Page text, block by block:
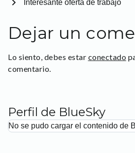
Interesante oferta de trabajo
chevron_right
Dejar un
Lo siento, debes estar conectado
comentario.
Perfil de BlueSky
No se pudo cargar el contenido de